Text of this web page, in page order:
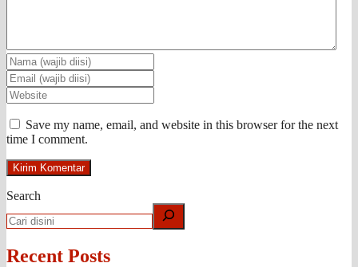
Save my name, email, and website in this browser for the next
time I comment.
Search
Recent Posts